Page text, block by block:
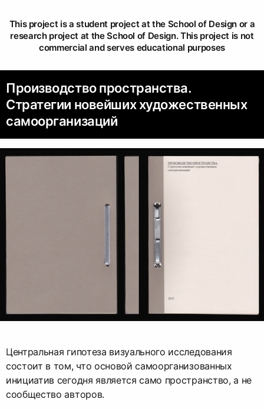
This project is a student project at the School of Design or a
research project at the School of Design. This project is not
commercial and serves educational purposes
Производство пространства.
Стратегии новейших художественных
самоорганизаций
Центральная гипотеза визуального исследования
состоит в том, что основой самоорганизованных
инициатив сегодня является само пространство, а не
сообщество авторов.